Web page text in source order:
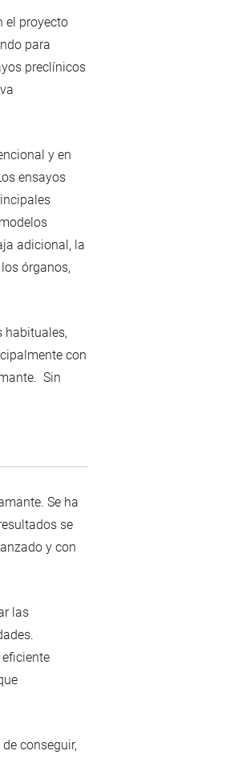
el proyecto
para
preclínicos
y en
ensayos
adicional, la
órganos,
habituales,
con
Sin
Se ha
se
y con
las
conseguir,